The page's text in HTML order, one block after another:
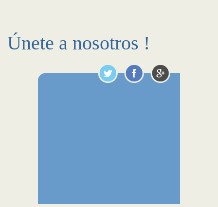
Únete a nosotros !